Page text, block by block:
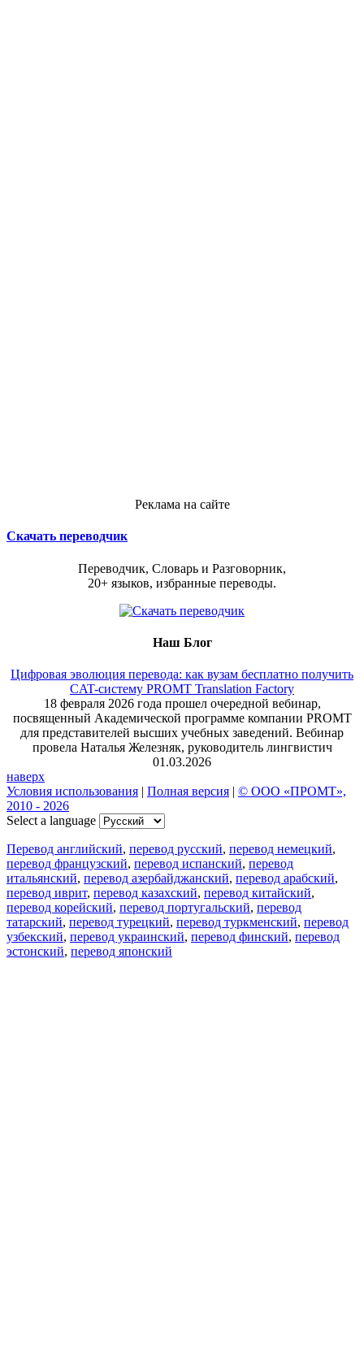
Реклама на сайте
Скачать переводчик
Переводчик, Словарь и Разговорник,
20+ языков, избранные переводы.
Наш Блог
Цифровая эволюция перевода: как вузам бесплатно получить
CAT-систему PROMT Translation Factory
18 февраля 2026 года прошел очередной вебинар,
посвященный Академической программе компании PROMT
для представителей высших учебных заведений. Вебинар
провела Наталья Железняк, руководитель лингвистич
01.03.2026
наверх
Условия использования | Полная версия | © ООО «ПРОМТ»,
2010 - 2026
Select a language
Перевод английский, перевод русский, перевод немецкий,
перевод французский, перевод испанский, перевод
итальянский, перевод азербайджанский, перевод арабский,
перевод иврит, перевод казахский, перевод китайский,
перевод корейский, перевод португальский, перевод
татарский, перевод турецкий, перевод туркменский, перевод
узбекский, перевод украинский, перевод финский, перевод
эстонский, перевод японский